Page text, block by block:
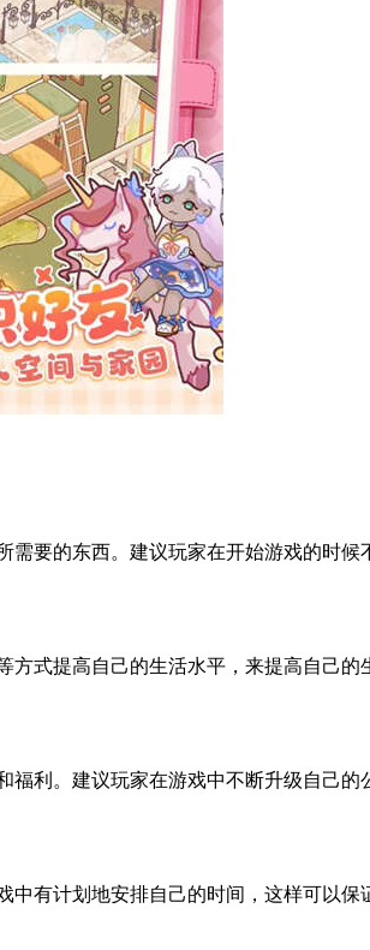
要的东西。建议玩家在开始游戏的时候
式提高自己的生活水平，来提高自己
利。建议玩家在游戏中不断升级自己
有计划地安排自己的时间，这样可以保